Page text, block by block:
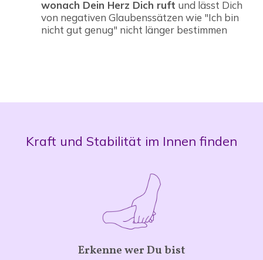
wonach Dein Herz Dich ruft und lässt Dich
von negativen Glaubenssätzen wie "Ich bin
nicht gut genug" nicht länger bestimmen
Kraft und Stabilität im Innen finden
Erkenne wer Du bist